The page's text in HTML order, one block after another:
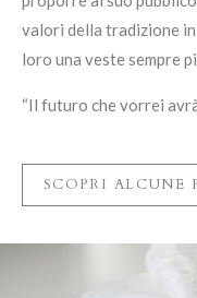
valori della tradizione
loro una veste sempre
“Il futuro che vorrei
SCOPRI ALCUNE